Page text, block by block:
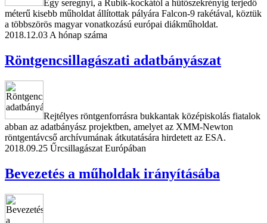
Egy seregnyi, a Rubik-kockától a hűtőszekrényig terjedő
méterű kisebb műholdat állítottak pályára Falcon-9 rakétával, köztük
a többszörös magyar vonatkozású európai diákműholdat.
2018.12.03 A hónap száma
Röntgencsillagászati adatbányászat
Rejtélyes röntgenforrásra bukkantak középiskolás fiatalok
abban az adatbányász projektben, amelyet az XMM-Newton
röntgentávcső archívumának átkutatására hirdetett az ESA.
2018.09.25 Űrcsillagászat Európában
Bevezetés a műholdak irányításába